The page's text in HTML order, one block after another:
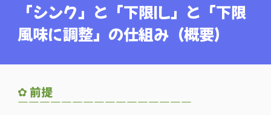
「シンク」と「下限IL」と「下限
風味に調整」の仕組み（概要）
✿ 前提
￣￣￣￣￣￣￣￣￣￣￣￣￣￣￣￣